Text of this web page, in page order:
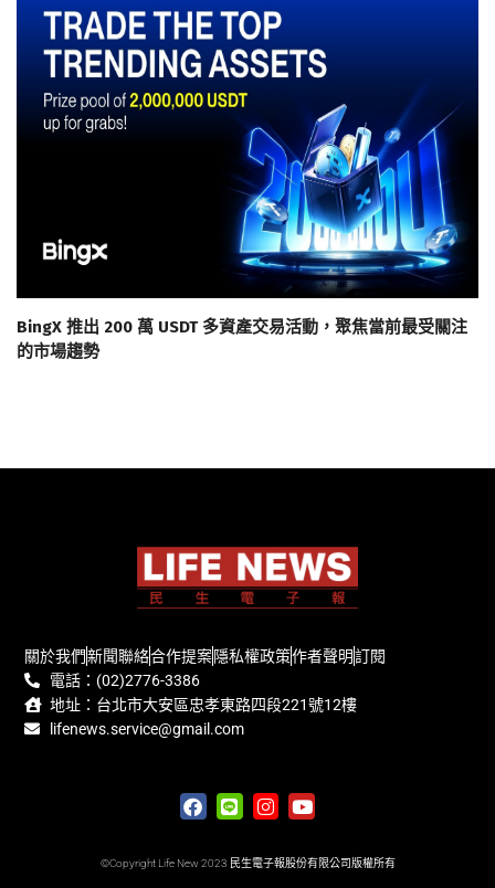
BingX 推出 200 萬 USDT 多資產交易活動，聚焦當前最受關注
的市場趨勢
關於我們新聞聯絡合作提案隱私權政策作者聲明訂閱
電話：(02)2776-3386
地址：台北市大安區忠孝東路四段221號12樓
lifenews.service@gmail.com
©Copyright Life New 2023 民生電子報股份有限公司版權所有